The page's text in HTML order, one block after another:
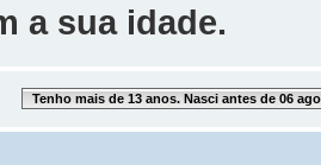
a sua idade.
Tenho mais de 13 anos. Nasci antes de 06 ago